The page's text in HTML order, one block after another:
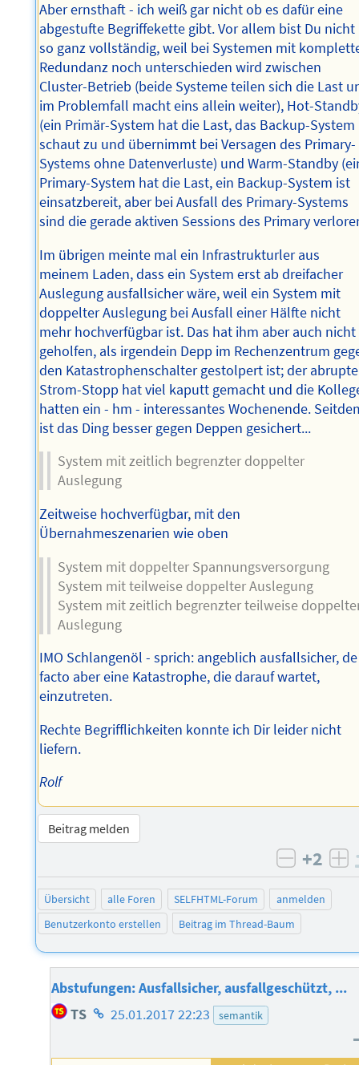
Aber ernsthaft - ich weiß gar nicht ob es dafür eine
abgestufte Begriffekette gibt. Vor allem bist Du nicht
so ganz vollständig, weil bei Systemen mit
Redundanz noch unterschieden wird zwischen
Cluster-Betrieb (beide Systeme teilen sich die Last
im Problemfall macht eins allein weiter), Hot-
(ein Primär-System hat die Last, das Backup-System
schaut zu und übernimmt bei Versagen des Primary-
Systems ohne Datenverluste) und Warm-Standby
Primary-System hat die Last, ein Backup-System ist
einsatzbereit, aber bei Ausfall des Primary-Systems
sind die gerade aktiven Sessions des Primary
Im übrigen meinte mal ein Infrastrukturler aus
meinem Laden, dass ein System erst ab dreifacher
Auslegung ausfallsicher wäre, weil ein System mit
doppelter Auslegung bei Ausfall einer Hälfte nicht
mehr hochverfügbar ist. Das hat ihm aber auch nicht
geholfen, als irgendein Depp im Rechenzentrum
den Katastrophenschalter gestolpert ist; der abrupte
Strom-Stopp hat viel kaputt gemacht und die
hatten ein - hm - interessantes Wochenende.
ist das Ding besser gegen Deppen gesichert...
System mit zeitlich begrenzter doppelter
Auslegung
Zeitweise hochverfügbar, mit den
Übernahmeszenarien wie oben
System mit doppelter Spannungsversorgung
System mit teilweise doppelter Auslegung
System mit zeitlich begrenzter teilweise
Auslegung
IMO Schlangenöl - sprich: angeblich ausfallsicher, de
facto aber eine Katastrophe, die darauf wartet,
einzutreten.
Rechte Begrifflichkeiten konnte ich Dir leider nicht
liefern.
Rolf
Beitrag melden
negativ
+2
Übersicht alle Foren SELFHTML-Forum
anmelden
Benutzerkonto erstellen
Beitrag im Thread-Baum
Abstufungen: Ausfallsicher, ausfallgeschützt, ...
TS Homepage
Autors
25.01.2017 22:23 semantik